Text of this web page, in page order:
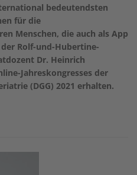
bedeutendsten
für die
Menschen, die auch als App
Rolf-und-Hubertine-
Dr. Heinrich
Jahreskongresses der
(DGG) 2021 erhalten.